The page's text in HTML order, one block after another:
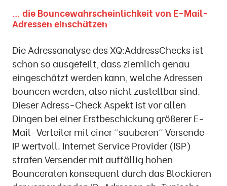
… die Bouncewahrscheinlichkeit von E-Mail-
Adressen einschätzen
Die Adressanalyse des XQ:AddressChecks ist
schon so ausgefeilt, dass ziemlich genau
eingeschätzt werden kann, welche Adressen
bouncen werden, also nicht zustellbar sind.
Dieser Adress-Check Aspekt ist vor allen
Dingen bei einer Erstbeschickung größerer E-
Mail-Verteiler mit einer "sauberen" Versende-
IP wertvoll. Internet Service Provider (ISP)
strafen Versender mit auffällig hohen
Bounceraten konsequent durch das Blockieren